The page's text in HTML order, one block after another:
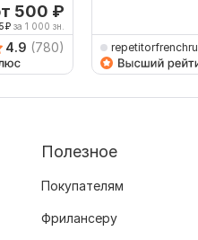
500 ₽
₽ за 1 000 зн.
4.9 (780) repetitorfrenchru
Полезное
Покупателям
Фрилансеру